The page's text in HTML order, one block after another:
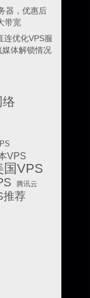
器，优惠后
带宽
连优化VPS服
体解锁情况
络
VPS
国VPS
腾讯云
推荐